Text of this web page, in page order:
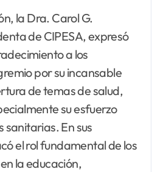
la Dra. Carol G.
de CIPESA, expresó
a los
por su incansable
de temas de salud,
su esfuerzo
sanitarias. En sus
el rol fundamental de los
la educación,